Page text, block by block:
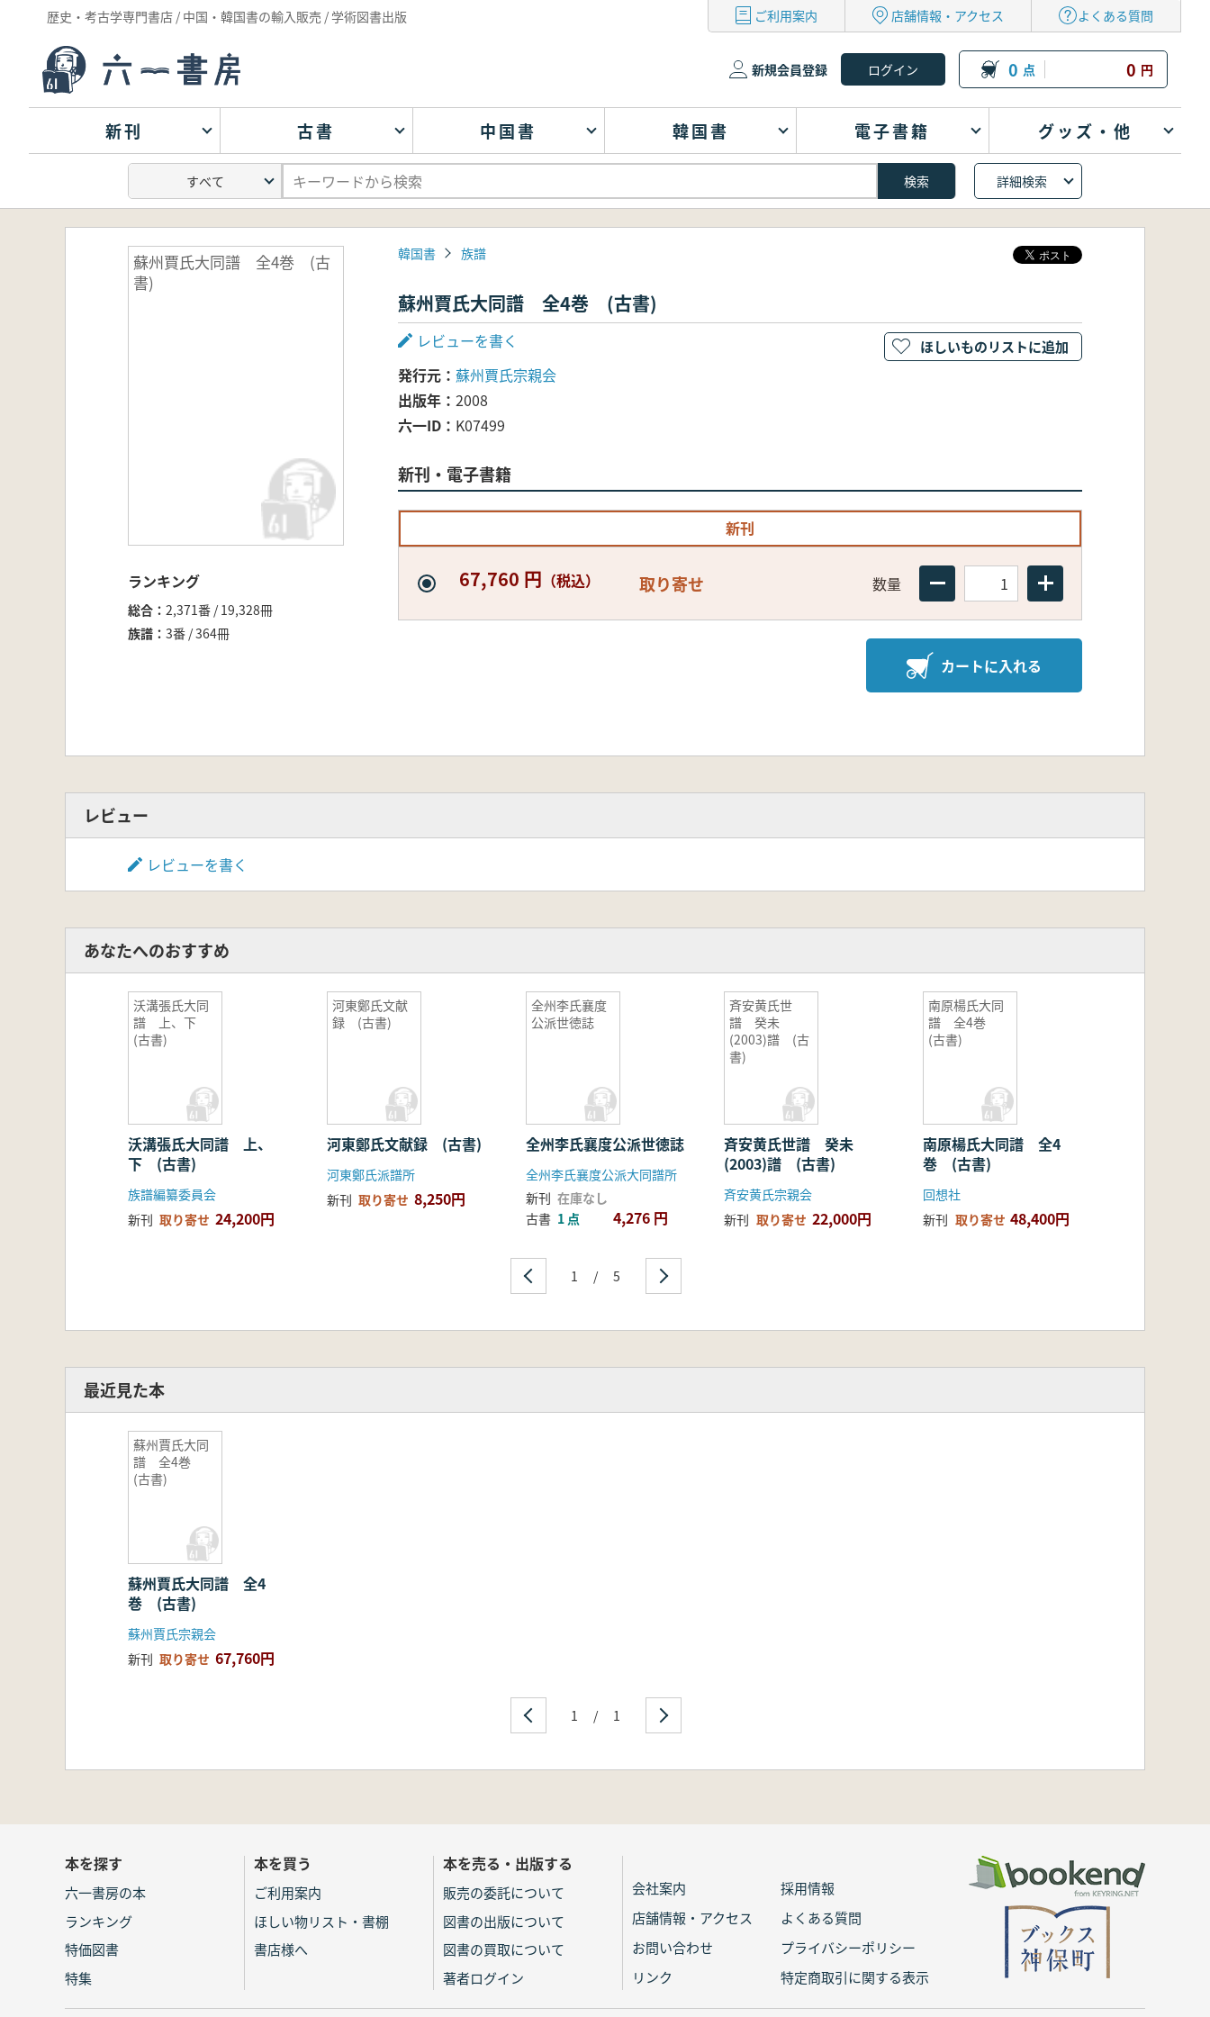
歴史・考古学専門書店 / 中国・韓国書の輸入販売 / 学術図書出版 ご利用案内 店舗情報・アクセス よくある質問
新規会員登録 0 点 0 円
新刊 古書 中国書 韓国書 電子書籍 グッズ・他
詳細検索
蘇州賈氏大同譜 全4巻 (古
書)
ランキング
総合
2,371番 / 19,328冊
族譜
3番 / 364冊
韓国書 族譜
蘇州賈氏大同譜 全4巻 (古書)
レビューを書く
発行元
蘇州賈氏宗親会
出版年
2008
六一ID
K07499
新刊・電子書籍
新刊
67,760 円 （税込） 取り寄せ 数量
カートに入れる
ほしいものリストに追加
レビュー
レビューを書く
あなたへのおすすめ
沃溝張氏大同
譜 上、下
(古書)
沃溝張氏大同譜 上、
下 (古書)
族譜編纂委員会
新刊 取り寄せ 24,200円
河東鄭氏文献
録 (古書)
河東鄭氏文献録 (古書)
河東鄭氏派譜所
新刊 取り寄せ 8,250円
全州李氏襄度
公派世徳誌
全州李氏襄度公派世徳誌
全州李氏襄度公派大同譜所
新刊 在庫なし
古書 1 点 4,276 円
斉安黄氏世
譜 癸未
(2003)譜 (古
書)
斉安黄氏世譜 癸未
(2003)譜 (古書)
斉安黄氏宗親会
新刊 取り寄せ 22,000円
南原楊氏大同
譜 全4巻
(古書)
南原楊氏大同譜 全4
巻 (古書)
回想社
新刊 取り寄せ 48,400円
1 / 5
最近見た本
蘇州賈氏大同
譜 全4巻
(古書)
蘇州賈氏大同譜 全4
巻 (古書)
蘇州賈氏宗親会
新刊 取り寄せ 67,760円
1 / 1
本を探す
六一書房の本
ランキング
特価図書
特集
本を買う
ご利用案内
ほしい物リスト・書棚
書店様へ
本を売る・出版する
販売の委託について
図書の出版について
図書の買取について
著者ログイン
会社案内
採用情報
店舗情報・アクセス
よくある質問
お問い合わせ
プライバシーポリシー
リンク
特定商取引に関する表示